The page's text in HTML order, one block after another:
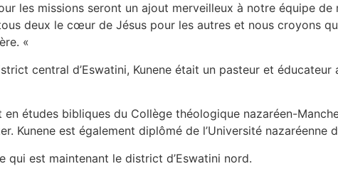
les missions seront un ajout merveilleux à notre équipe de
deux le cœur de Jésus pour les autres et nous croyons
«
central d’Eswatini, Kunene était un pasteur et
études bibliques du Collège théologique nazaréen-
Kunene est également diplômé de l’Université nazaréenne
qui est maintenant le district d’Eswatini nord.